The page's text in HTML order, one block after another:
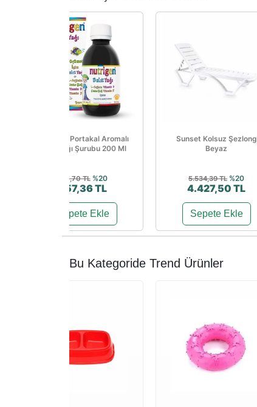
Nutrigen Portakal Aromalı
Balık Yağı Şurubu 200 Ml
821,70 TL %20
657,36 TL
Sepete Ekle
Sunset Kolsuz Şezlong
Beyaz
5.534,39 TL %20
4.427,50 TL
Sepete Ekle
Bu Kategoride Trend Ürünler